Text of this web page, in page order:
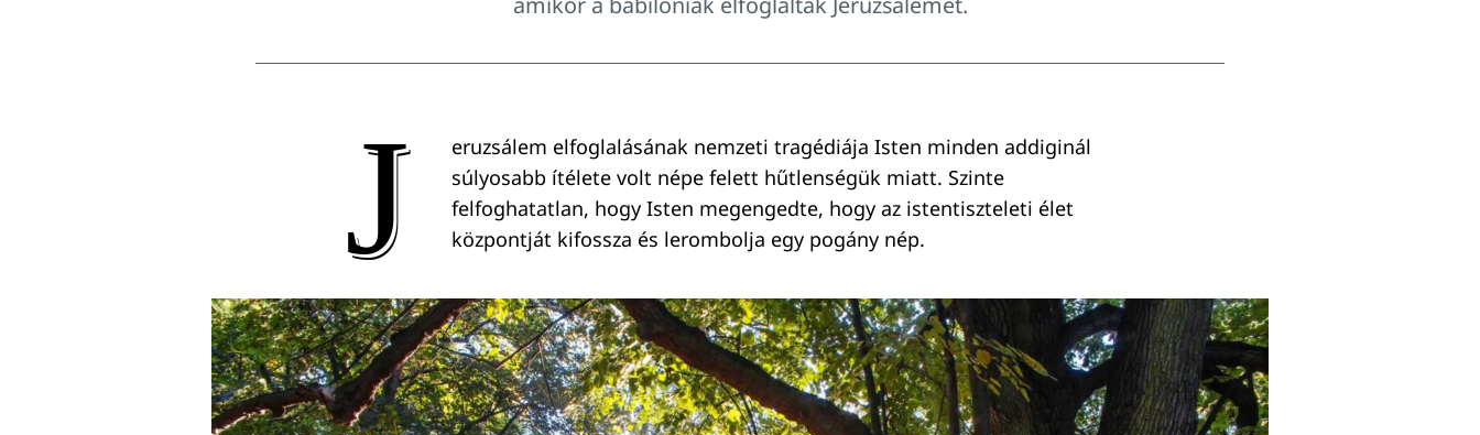
J
eruzsálem elfoglalásának nemzeti tragédiája Isten minden addiginál
súlyosabb ítélete volt népe felett hűtlenségük miatt. Szinte
felfoghatatlan, hogy Isten megengedte, hogy az istentiszteleti élet
központját kifossza és lerombolja egy pogány nép.